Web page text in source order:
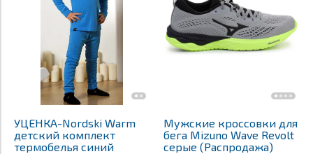
УЦЕНКА-Nordski Warm
детский комплект
термобелья синий
Мужские кроссовки для
бега Mizuno Wave Revolt
серые (Распродажа)